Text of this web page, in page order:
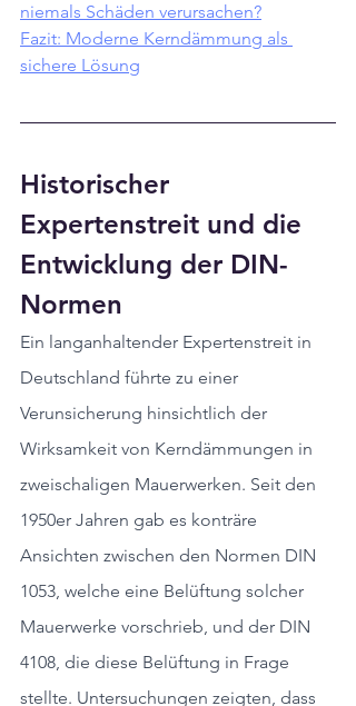
niemals Schäden verursachen?
Fazit: Moderne Kerndämmung als
sichere Lösung
Historischer
Expertenstreit und die
Entwicklung der DIN-
Normen
Ein langanhaltender Expertenstreit in
Deutschland führte zu einer
Verunsicherung hinsichtlich der
Wirksamkeit von Kerndämmungen in
zweischaligen Mauerwerken. Seit den
1950er Jahren gab es konträre
Ansichten zwischen den Normen DIN
1053, welche eine Belüftung solcher
Mauerwerke vorschrieb, und der DIN
4108, die diese Belüftung in Frage
stellte. Untersuchungen zeigten, dass